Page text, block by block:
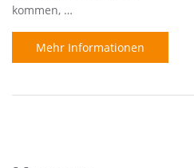
kommen, …
Mehr Informationen